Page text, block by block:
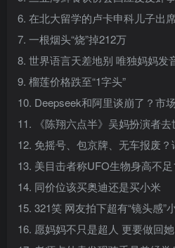
6. 在北大留学的卢卡申科儿子出
7. 一根烟头“烧”掉212万
8. 世界语言天差地别 唯独妈妈发
9. 榴莲价格跌至“1字头”
10. Deepseek和阿里谈崩了？市
11. 《陈翔六点半》吴妈扮演者去
12. 免摇号、包京牌、无车报废？
13. 美目击者称UFO生物身高不足
14. 同价位该买奥迪还是买小米
15. 321笑 网友拍下超有“镜头感”
16. 愿妈妈不只是超人 更要做回